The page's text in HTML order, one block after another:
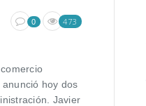
0 473
hoy dos
Javier